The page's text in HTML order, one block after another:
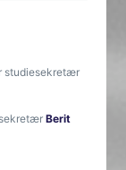
studiesekretær
Berit